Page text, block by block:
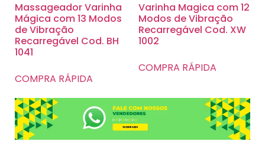
Massageador Varinha
Mágica com 13 Modos
de Vibração
Recarregável Cod. BH
1041
COMPRA RÁPIDA
Varinha Magica com 12
Modos de Vibração
Recarregável Cod. XW
1002
COMPRA RÁPIDA